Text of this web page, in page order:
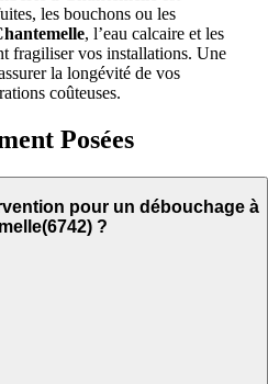
les bouchons ou les
, l’eau calcaire et les
fragiliser vos installations. Une
la longévité de vos
coûteuses.
Posées
pour un débouchage à
?